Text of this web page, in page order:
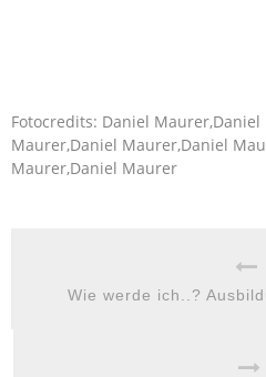
Fotocredits: Daniel
Maurer,Daniel Maurer,Daniel
Maurer,Daniel Maurer
Wie werde ich..?